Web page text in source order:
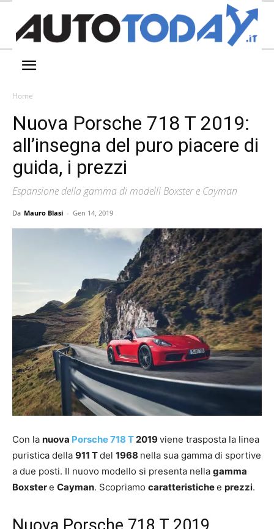
Home
Nuova Porsche 718 T 2019:
all’insegna del puro piacere di
guida, i prezzi
Espansione della gamma di modelli Boxster e Cayman
Da Mauro Blasi - Gen 14, 2019
Con la nuova Porsche 718 T 2019viene trasposta la linea
puristica della 911 Tdel 1968 nella sua gamma di sportive
a due posti. Il nuovo modello si presenta nella gamma
Boxstere Cayman. Scopriamo caratteristichee prezzi.